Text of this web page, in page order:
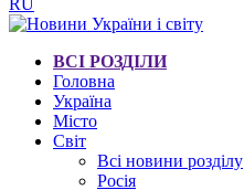
RU
ВСІ РОЗДІЛИ
Головна
Україна
Місто
Світ
Всі новини розділу
Росія